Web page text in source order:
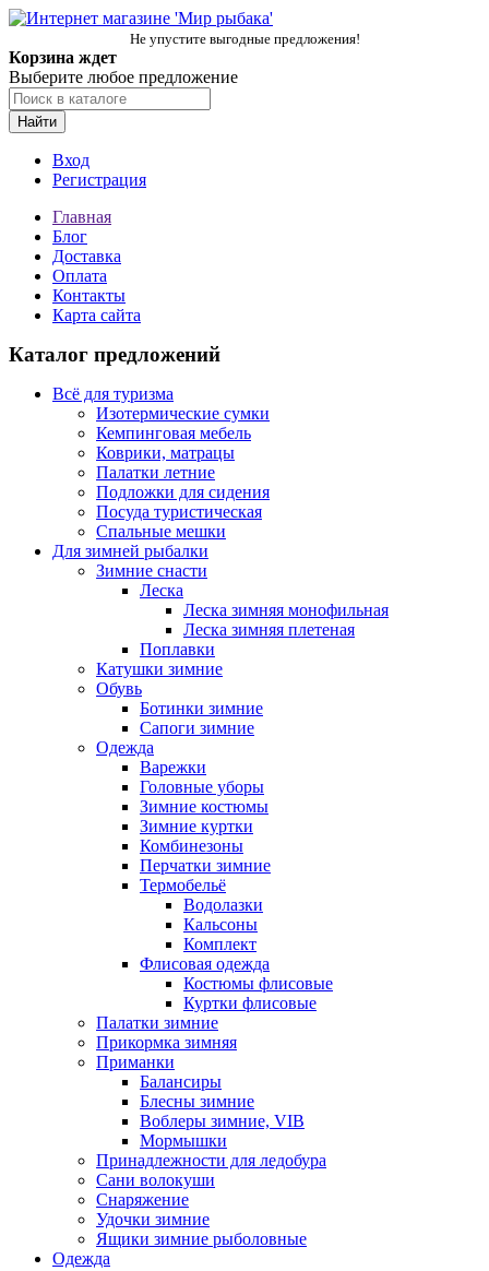
Не упустите выгодные предложения!
Корзина ждет
Выберите любое предложение
Найти
Вход
Регистрация
Главная
Блог
Доставка
Оплата
Контакты
Карта сайта
Каталог предложений
Всё для туризма
Изотермические сумки
Кемпинговая мебель
Коврики, матрацы
Палатки летние
Подложки для сидения
Посуда туристическая
Спальные мешки
Для зимней рыбалки
Зимние снасти
Леска
Леска зимняя монофильная
Леска зимняя плетеная
Поплавки
Катушки зимние
Обувь
Ботинки зимние
Сапоги зимние
Одежда
Варежки
Головные уборы
Зимние костюмы
Зимние куртки
Комбинезоны
Перчатки зимние
Термобельё
Водолазки
Кальсоны
Комплект
Флисовая одежда
Костюмы флисовые
Куртки флисовые
Палатки зимние
Прикормка зимняя
Приманки
Балансиры
Блесны зимние
Воблеры зимние, VIB
Мормышки
Принадлежности для ледобура
Сани волокуши
Снаряжение
Удочки зимние
Ящики зимние рыболовные
Одежда